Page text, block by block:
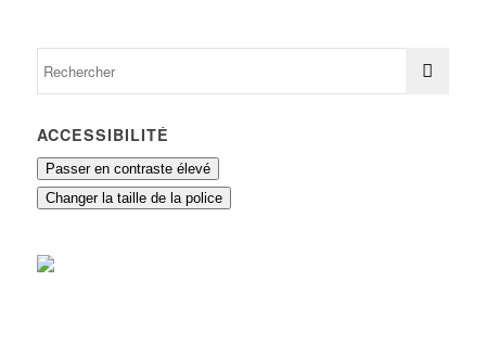
ACCESSIBILITÉ
Passer en contraste élevé
Changer la taille de la police